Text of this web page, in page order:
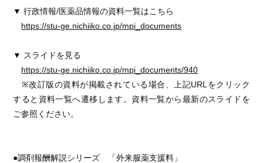
▼ 行政情報/医薬品情報の資料一覧はこちら
https://stu-ge.nichiiko.co.jp/mpi_documents
▼ スライドを見る
https://stu-ge.nichiiko.co.jp/mpi_documents/940
※改訂版の資料が掲載されている場合、上記URLをクリック
すると資料一覧へ遷移します。資料一覧から最新のスライドを
ご参照ください。
●調剤報酬解説シリーズ 「外来服薬支援料」